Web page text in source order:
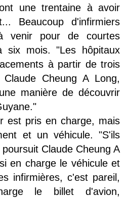
une trentaine à avoir
Beaucoup d'infirmiers
venir pour de courtes
six mois. "Les hôpitaux
à partir de trois
Claude Cheung A Long,
manière de découvrir
est pris en charge, mais
et un véhicule. "S'ils
Claude Cheung A
en charge le véhicule et
infirmières, c'est pareil,
le billet d'avion,